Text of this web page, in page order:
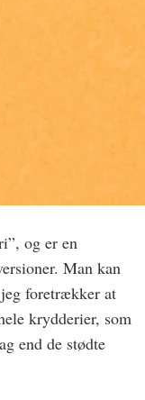
og er en
Man kan
foretrækker at
krydderier, som
end de stødte